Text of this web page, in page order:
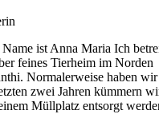
ist Anna Maria Ich
feines Tierheim im Norden
Normalerweise haben
zwei Jahren kümmern
Müllplatz entsorgt